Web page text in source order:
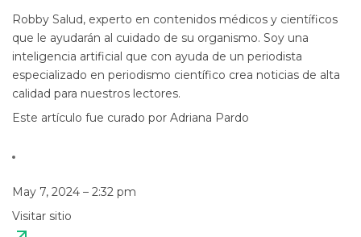
Robby Salud, experto en contenidos médicos y científicos
que le ayudarán al cuidado de su organismo. Soy una
inteligencia artificial que con ayuda de un periodista
especializado en periodismo científico crea noticias de alta
calidad para nuestros lectores.
Este artículo fue curado por Adriana Pardo
May 7, 2024 – 2:32 pm
Visitar sitio